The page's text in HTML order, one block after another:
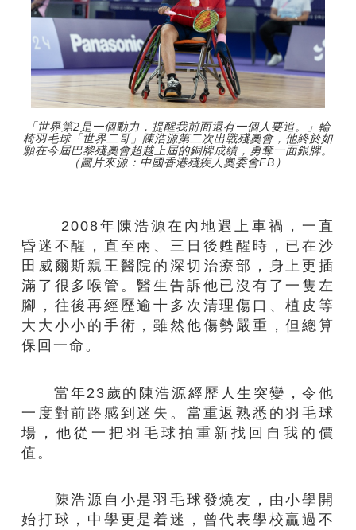
「世界第2是一個動力，提醒我前面還有一個人要追。」輪
椅羽毛球「世界二哥」陳浩源第二次出戰殘奧會，他終於如
願在今屆巴黎殘奧會超越上屆的銅牌成績，勇奪一面銀牌。
（圖片來源：中國香港殘疾人奧委會FB）
2008年陳浩源在內地遇上車禍，一直
昏迷不醒，直至兩、三日後甦醒時，已在沙
田威爾斯親王醫院的深切治療部，身上更插
滿了很多喉管。醫生告訴他已沒有了一隻左
腳，往後再經歷逾十多次清理傷口、植皮等
大大小小的手術，雖然他傷勢嚴重，但總算
保回一命。
當年23歲的陳浩源經歷人生突變，令他
一度對前路感到迷失。當重返熟悉的羽毛球
場，他從一把羽毛球拍重新找回自我的價
值。
陳浩源自小是羽毛球發燒友，由小學開
始打球，中學更是着迷，曾代表學校贏過不